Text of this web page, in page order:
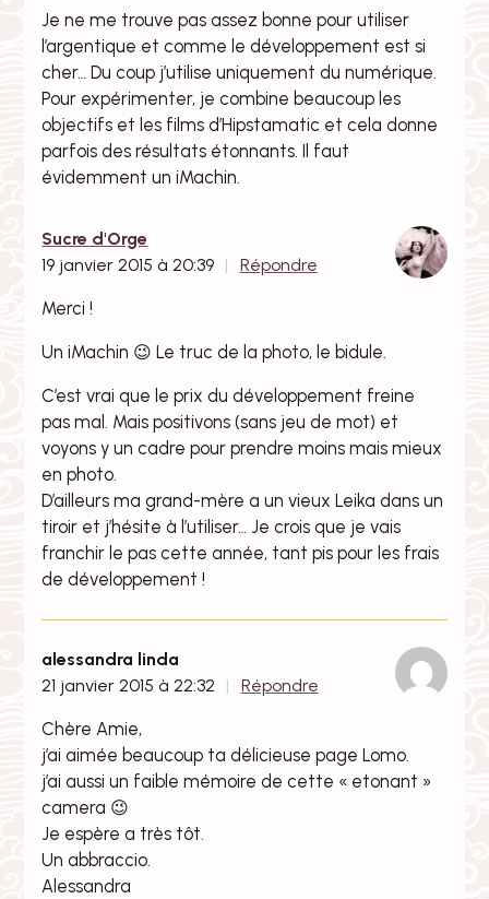
Je ne me trouve pas assez bonne pour utiliser
l’argentique et comme le développement est si
cher… Du coup j’utilise uniquement du numérique.
Pour expérimenter, je combine beaucoup les
objectifs et les films d’Hipstamatic et cela donne
parfois des résultats étonnants. Il faut
évidemment un iMachin.
Sucre d'Orge
19 janvier 2015 à 20:39
Répondre
Merci !
Un iMachin 😉 Le truc de la photo, le bidule.
C’est vrai que le prix du développement freine
pas mal. Mais positivons (sans jeu de mot) et
voyons y un cadre pour prendre moins mais mieux
en photo.
D’ailleurs ma grand-mère a un vieux Leika dans un
tiroir et j’hésite à l’utiliser… Je crois que je vais
franchir le pas cette année, tant pis pour les frais
de développement !
alessandra linda
21 janvier 2015 à 22:32
Répondre
Chère Amie,
j’ai aimée beaucoup ta délicieuse page Lomo.
j’ai aussi un faible mémoire de cette « etonant »
camera 😉
Je espère a très tôt.
Un abbraccio.
Alessandra